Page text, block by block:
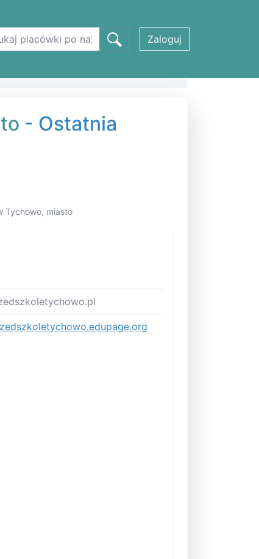
Zaloguj
- Ostatnia
Tychowo, miasto